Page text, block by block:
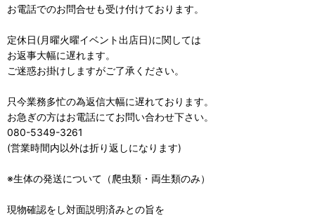
お電話でのお問合せも受け付けております。
定休日(月曜火曜イベント出店日)に関しては
お返事大幅に遅れます。
ご迷惑お掛けしますがご了承ください。
只今業務多忙の為返信大幅に遅れております。
お急ぎの方はお電話にてお問い合わせ下さい。
080-5349-3261
(営業時間内以外は折り返しになります)
※生体の発送について（爬虫類・両生類のみ）
現物確認をし対面説明済みとの旨を